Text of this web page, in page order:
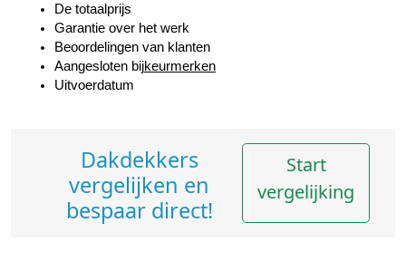
De totaalprijs
Garantie over het werk
Beoordelingen van klanten
Aangesloten bijkeurmerken
Uitvoerdatum
Dakdekkers
vergelijken en
bespaar direct!
Start
vergelijking